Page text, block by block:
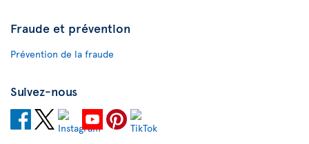
Fraude et prévention
Prévention de la fraude
Suivez-nous